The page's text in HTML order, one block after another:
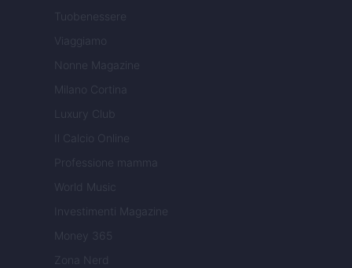
Tuobenessere
Viaggiamo
Nonne Magazine
Milano Cortina
Luxury Club
Il Calcio Online
Professione mamma
World Music
Investimenti Magazine
Money 365
Zona Nerd